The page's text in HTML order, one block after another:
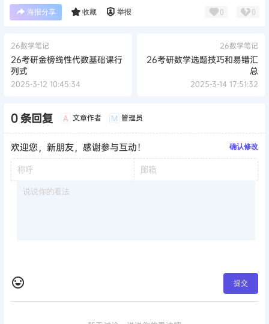
海报分享 收藏 举报 0 0
26数学笔记
26考研金榜线性代数基础课行
列式
2025-3-12 10:45:34
26数学笔记
26考研数学选题技巧和易错汇
总
2025-3-14 17:51:32
0 条回复 A 文章作者 M 管理员
欢迎您，新朋友，感谢参与互动！ 确认修改
提交